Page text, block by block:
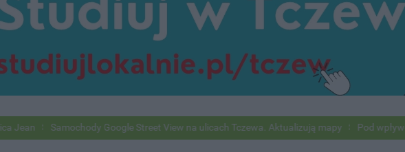
Google Street View na ulicach Tczewa. Aktualizują mapy Pod wpływem alkoholu